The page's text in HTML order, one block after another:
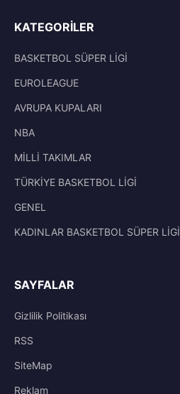
KATEGORILER
BASKETBOL SÜPER LİGİ
EUROLEAGUE
AVRUPA KUPALARI
NBA
MİLLİ TAKIMLAR
TÜRKİYE BASKETBOL LİGİ
GENEL
KADINLAR BASKETBOL SÜPER LİGİ
SAYFALAR
Gizlilik Politikası
RSS
SiteMap
Reklam